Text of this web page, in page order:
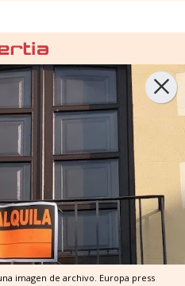
imagen de archivo. Europa press